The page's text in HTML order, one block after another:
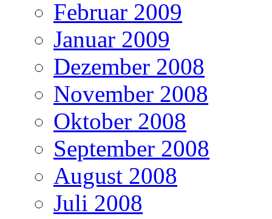
Februar 2009
Januar 2009
Dezember 2008
November 2008
Oktober 2008
September 2008
August 2008
Juli 2008